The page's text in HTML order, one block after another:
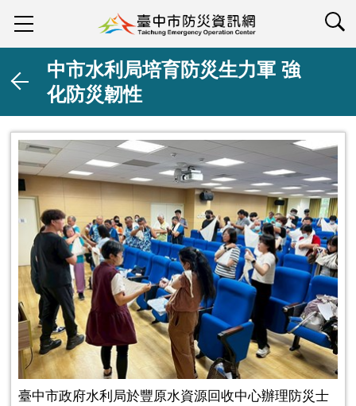
中市水利局培育防災生力軍 強
化防災韌性
臺中市政府水利局於豐原水資源回收中心辦理防災士